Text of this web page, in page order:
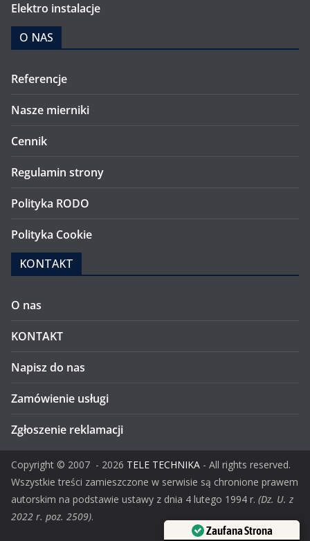
Elektro instalacje
O NAS
Referencje
Nasze mierniki
Cennik
Regulamin strony
Polityka RODO
Polityka Cookie
KONTAKT
O nas
KONTAKT
Napisz do nas
Zamówienie usługi
Zgłoszenie reklamacji
Copyright © 2007 - 2026 TELE TECHNIKA - All rights reserved.
Wszystkie treści zamieszczone w serwisie są chronione prawem
autorskim na podstawie ustawy z dnia 4 lutego 1994 r. (Dz. U. z
2022 r. poz. 2509).